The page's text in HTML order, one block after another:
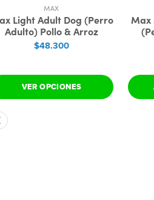
MAX
Light Adult Dog (Perro
Adulto) Pollo & Arroz
$48.300
VER OPCIONES
Max